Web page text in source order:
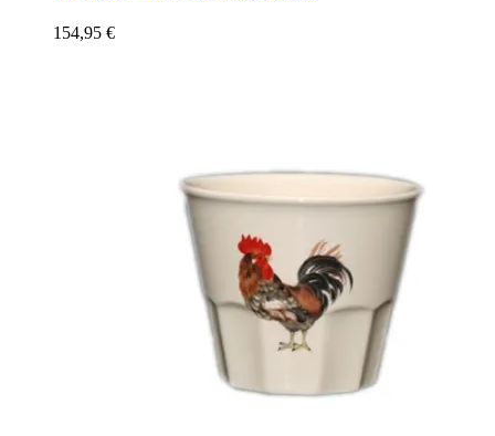
154,95 €